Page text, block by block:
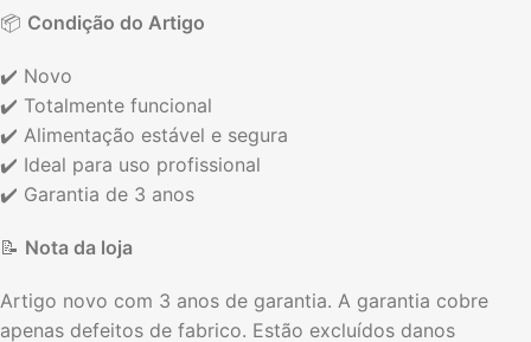
📦 Condição do Artigo
✔️ Novo
✔️ Totalmente funcional
✔️ Alimentação estável e segura
✔️ Ideal para uso profissional
✔️ Garantia de 3 anos
📝 Nota da loja
Artigo novo com 3 anos de garantia. A garantia cobre
apenas defeitos de fabrico. Estão excluídos danos